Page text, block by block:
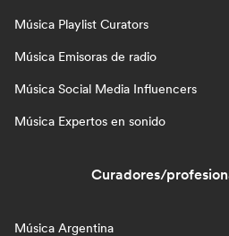
Música Playlist Curators
Música Emisoras de radio
Música Social Media Influencers
Música Expertos en sonido
Curadores/
Música Argentina